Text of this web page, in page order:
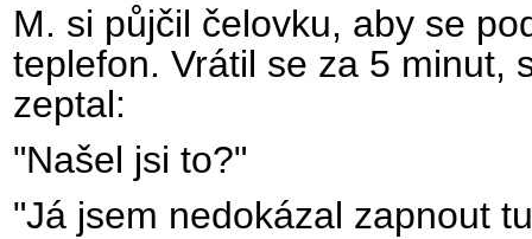
M. si půjčil čelovku, aby se
teplefon. Vrátil se za 5 minut,
zeptal:
"Našel jsi to?"
"Já jsem nedokázal zapnout